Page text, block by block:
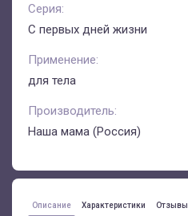
Серия:
С первых дней жизни
Применение:
для тела
Производитель:
Наша мама (Россия)
Описание Характеристики Отзывы